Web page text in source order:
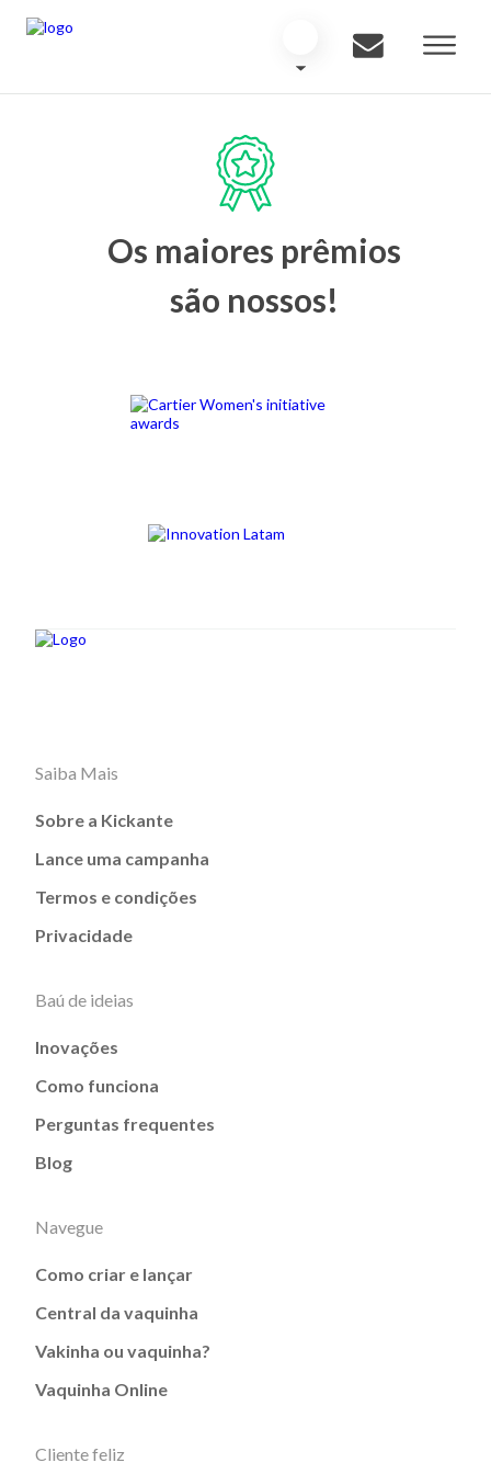
Os maiores prêmios
são nossos!
Saiba Mais
Sobre a Kickante
Lance uma campanha
Termos e condições
Privacidade
Baú de ideias
Inovações
Como funciona
Perguntas frequentes
Blog
Navegue
Como criar e lançar
Central da vaquinha
Vakinha ou vaquinha?
Vaquinha Online
Cliente feliz